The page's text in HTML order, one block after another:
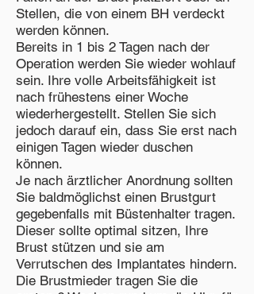
Stellen, die von einem BH verdeckt
werden können.
Bereits in 1 bis 2 Tagen nach der
Operation werden Sie wieder wohlauf
sein. Ihre volle Arbeitsfähigkeit ist
nach frühestens einer Woche
wiederhergestellt. Stellen Sie sich
jedoch darauf ein, dass Sie erst nach
einigen Tagen wieder duschen
können.
Je nach ärztlicher Anordnung sollten
Sie baldmöglichst einen Brustgurt
gegebenfalls mit Büstenhalter tragen.
Dieser sollte optimal sitzen, Ihre
Brust stützen und sie am
Verrutschen des Implantates hindern.
Die Brustmieder tragen Sie die